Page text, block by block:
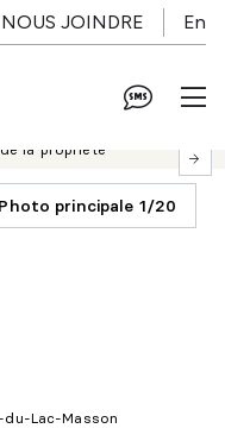
au contenu principal
NOUS JOINDRE En